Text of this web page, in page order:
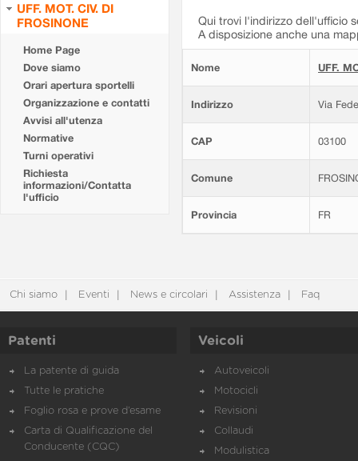
UFF. MOT. CIV. DI
FROSINONE
Home Page
Dove siamo
Orari apertura sportelli
Organizzazione e contatti
Avvisi all'utenza
Normative
Turni operativi
Richiesta
informazioni/Contatta
l'ufficio
Qui trovi l'indirizzo dell'ufficio
A disposizione anche una
Nome UFF.
Indirizzo Via
CAP 03100
Comune
Provincia FR
Chi siamo Eventi News e circolari Assistenza Faq
Patenti
La patente di guida
Tutte le pratiche
Foglio rosa e prove d’esame
Carta di Qualificazione del
Conducente (CQC)
Veicoli
Autoveicoli
Motocicli
Revisioni
Collaudi
Modulistica